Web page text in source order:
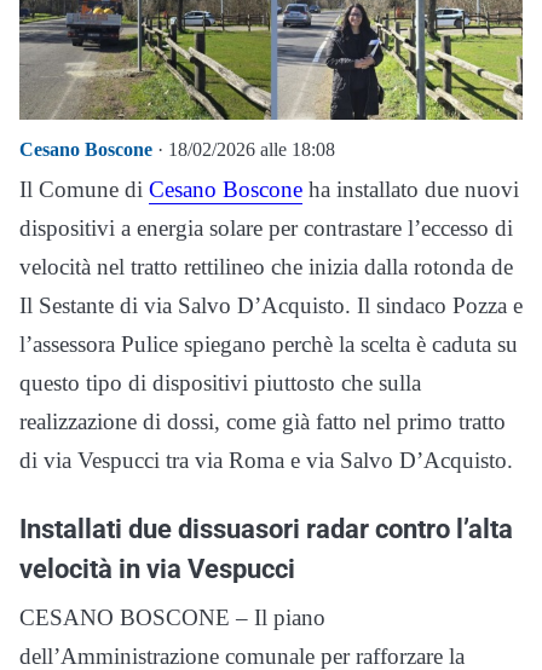
Cesano Boscone · 18/02/2026 alle 18:08
Il Comune di Cesano Boscone ha installato due nuovi
dispositivi a energia solare per contrastare l’eccesso di
velocità nel tratto rettilineo che inizia dalla rotonda de
Il Sestante di via Salvo D’Acquisto. Il sindaco Pozza e
l’assessora Pulice spiegano perchè la scelta è caduta su
questo tipo di dispositivi piuttosto che sulla
realizzazione di dossi, come già fatto nel primo tratto
di via Vespucci tra via Roma e via Salvo D’Acquisto.
Installati due dissuasori radar contro l’alta
velocità in via Vespucci
CESANO BOSCONE – Il piano
dell’Amministrazione comunale per rafforzare la